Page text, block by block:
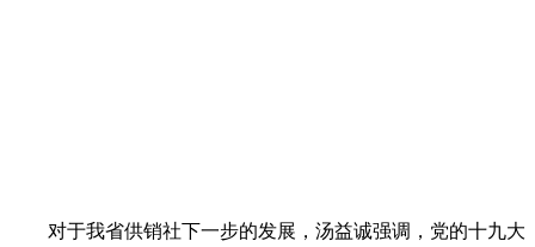
对于我省供销社下一步的发展，汤益诚强调，党的十九大